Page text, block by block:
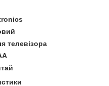
телевізора